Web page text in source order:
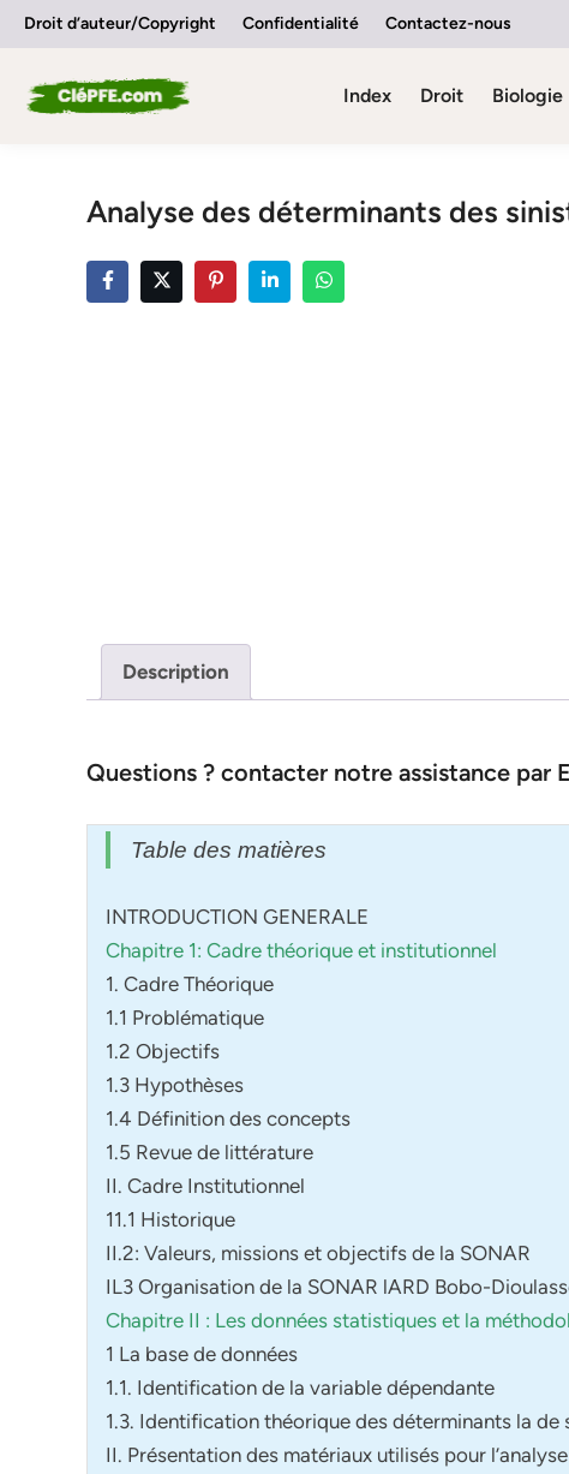
SkipDroit d’auteur/Copyright Confidentialité Contactez-nous
Index Droit Biologie
Analyse des déterminants des
Description
Questions ? contacter notre assistance par
Table des matières
INTRODUCTION GENERALE
Chapitre 1: Cadre théorique et institutionnel
1. Cadre Théorique
1.1 Problématique
1.2 Objectifs
1.3 Hypothèses
1.4 Définition des concepts
1.5 Revue de littérature
II. Cadre Institutionnel
11.1 Historique
II.2: Valeurs, missions et objectifs de la SONAR
IL3 Organisation de la SONAR lARD Bobo-
Chapitre II : Les données statistiques et la
1 La base de données
1.1. Identification de la variable dépendante
1.3. Identification théorique des déterminants la
II. Présentation des matériaux utilisés pour l’analyse